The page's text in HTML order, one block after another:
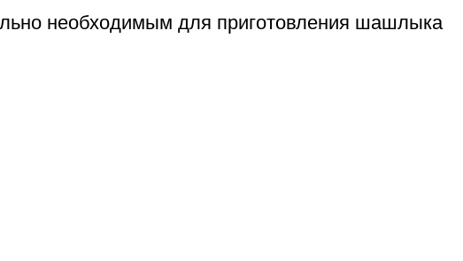
необходимым для приготовления шашлыка